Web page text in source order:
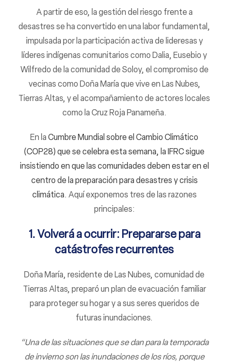
A partir de eso, la gestión del riesgo frente a
desastres se ha convertido en una labor fundamental,
impulsada por la participación activa de lideresas y
líderes indígenas comunitarios como Dalia, Eusebio y
Wilfredo de la comunidad de Soloy, el compromiso de
vecinas como Doña María que vive en Las Nubes,
Tierras Altas, y el acompañamiento de actores locales
como la Cruz Roja Panameña.
En laCumbre Mundial sobre el Cambio Climático
(COP28) que se celebra esta semana, la IFRC sigue
insistiendo en que las comunidades deben estar en el
centro de la preparación para desastres y crisis
climática. Aquí exponemos tres de las razones
principales:
1. Volverá a ocurrir: Prepararse para
catástrofes recurrentes
Doña María, residente de Las Nubes, comunidad de
Tierras Altas, preparó un plan de evacuación familiar
para proteger su hogar y a sus seres queridos de
futuras inundaciones.
“Una de las situaciones que se dan para la temporada
de invierno son las inundaciones de los ríos, porque